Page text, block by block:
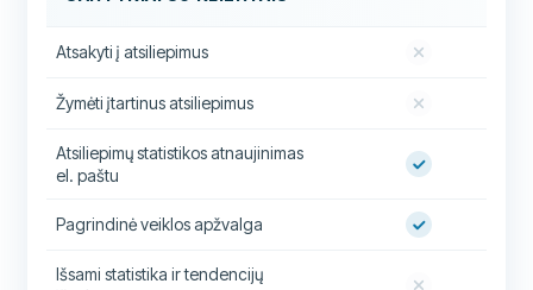
Atsakyti į atsiliepimus
Žymėti įtartinus atsiliepimus
Atsiliepimų statistikos atnaujinimas
el. paštu
Pagrindinė veiklos apžvalga
Išsami statistika ir tendencijų